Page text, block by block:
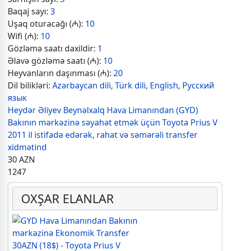
Baqaj sayı: 3
Uşaq oturacağı (₼): 10
Wifi (₼): 10
Gözləmə saatı daxildir: 1
Əlavə gözləmə saatı (₼): 10
Heyvanların daşınması (₼): 20
Dil bilikləri: Azərbaycan dili, Türk dili, English, Русский
язык
Heydər Əliyev Beynəlxalq Hava Limanından (GYD)
Bakının mərkəzinə səyahət etmək üçün Toyota Prius V
2011 il istifadə edərək, rahat və səmərəli transfer
xidmətind
30AZN
1247
OXŞAR ELANLAR